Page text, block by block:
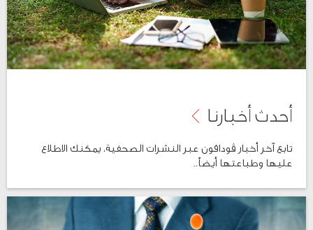
أحدث أخبارنا
تابع آخر أخبار ڤودافون عبر النشرات الصحفية، يمكنك الاطلاع
عليها وطباعتها أيضاً..